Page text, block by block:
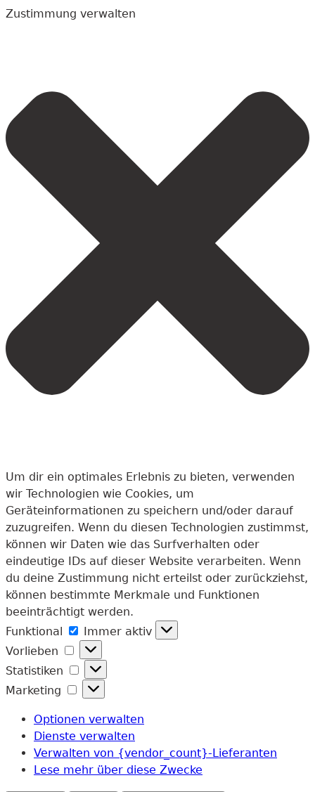
Zustimmung verwalten
Um dir ein optimales Erlebnis zu bieten, verwenden
wir Technologien wie Cookies, um
Geräteinformationen zu speichern und/oder darauf
zuzugreifen. Wenn du diesen Technologien zustimmst,
können wir Daten wie das Surfverhalten oder
eindeutige IDs auf dieser Website verarbeiten. Wenn
du deine Zustimmung nicht erteilst oder zurückziehst,
können bestimmte Merkmale und Funktionen
beeinträchtigt werden.
Funktional
Funktional
Immer aktiv
Vorlieben
Vorlieben
Statistiken
Statistiken
Marketing
Marketing
Optionen verwalten
Dienste verwalten
Verwalten von {vendor_count}-Lieferanten
Lese mehr über diese Zwecke